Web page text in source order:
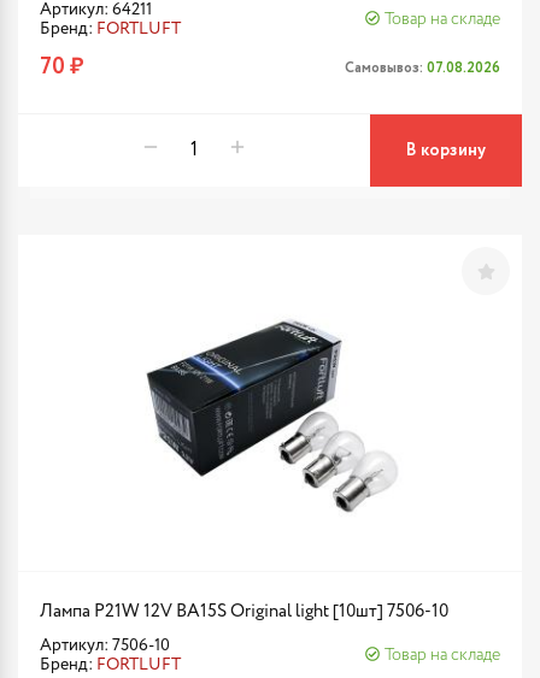
Артикул: 64211
Бренд: FORTLUFT
Товар на складе
70 ₽ Самовывоз: 07.08.2026
В корзину
Лампа P21W 12V BA15S Original light [10шт] 7506-10
Артикул: 7506-10
Бренд: FORTLUFT
Товар на складе